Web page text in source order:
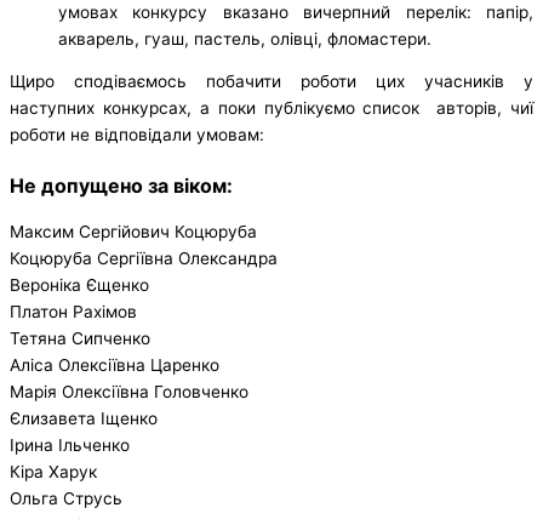
умовах конкурсу вказано вичерпний перелік: папір,
акварель, гуаш, пастель, олівці, фломастери.
Щиро сподіваємось побачити роботи цих учасників у
наступних конкурсах, а поки публікуємо список авторів, чиї
роботи не відповідали умовам:
Не допущено за віком:
Максим Сергійович Коцюруба
Коцюруба Сергіївна Олександра
Вероніка Єщенко
Платон Рахімов
Тетяна Сипченко
Аліса Олексіївна Царенко
Марія Олексіївна Головченко
Єлизавета Іщенко
Ірина Ільченко
Кіра Харук
Ольга Струсь